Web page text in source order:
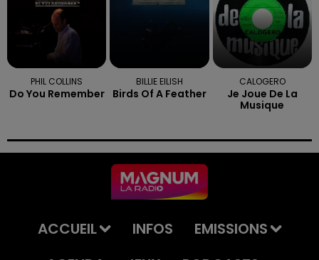
PHIL COLLINS
Do You Remember
BILLIE EILISH
Birds Of A Feather
CALOGERO
Je Joue De La
Musique
ACCUEIL INFOS
EMISSIONS